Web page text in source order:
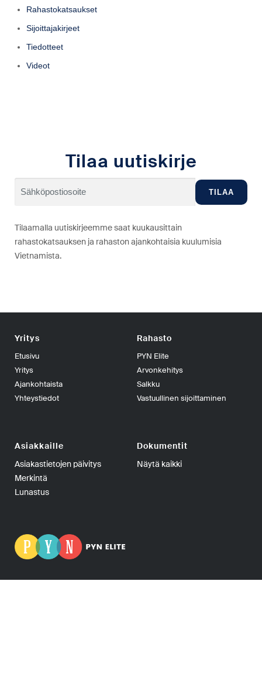
Rahastokatsaukset
Sijoittajakirjeet
Tiedotteet
Videot
Tilaa uutiskirje
Tilaamalla uutiskirjeemme saat kuukausittain
rahastokatsauksen ja rahaston ajankohtaisia kuulumisia
Vietnamista.
Yritys
Etusivu
Yritys
Ajankohtaista
Yhteystiedot
Rahasto
PYN Elite
Arvonkehitys
Salkku
Vastuullinen sijoittaminen
Asiakkaille
Asiakastietojen päivitys
Merkintä
Lunastus
Dokumentit
Näytä kaikki